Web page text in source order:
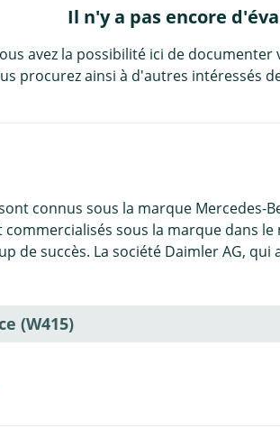
Il n'y a pas encore
avez la possibilité ici de
procurez ainsi à d'autres intéressés
connus sous la marque
sous la marque dans
de succès. La société Daimler AG,
(W415)